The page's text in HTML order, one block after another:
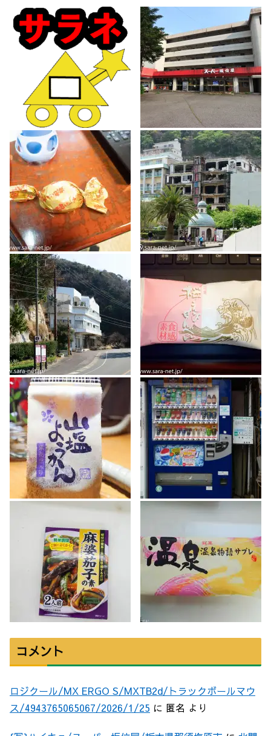
コメント
ロジクール/MX ERGO S/MXTB2d/トラックボールマウ
ス/4943765065067/2026/1/25 に 匿名 より